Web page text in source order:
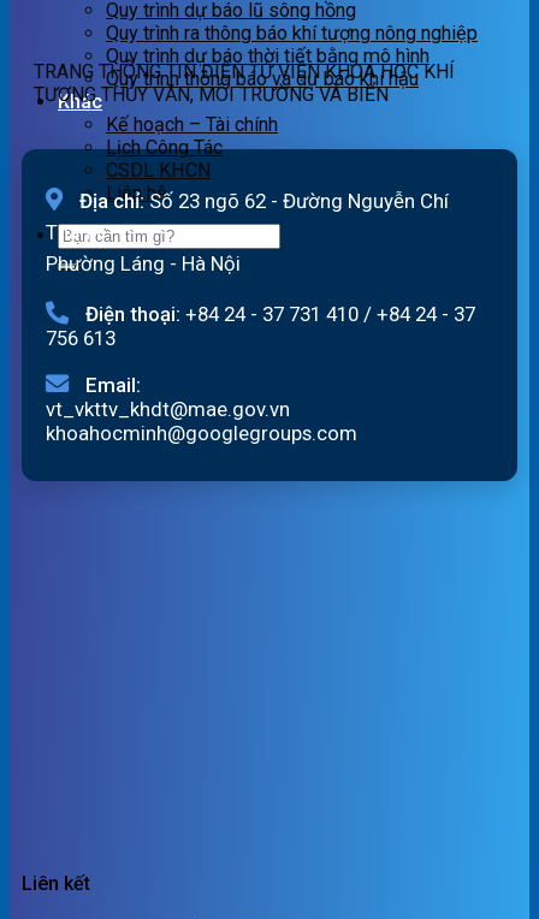
Quy trình dự báo lũ sông hồng
Quy trình ra thông báo khí tượng nông nghiệp
Quy trình dự báo thời tiết bằng mô hình
Quy trình thông báo và dự báo khí hậu
Khác
Kế hoạch – Tài chính
Lịch Công Tác
CSDL KHCN
Liên hệ
07h
ngày
06/8/2026
lũ
quét
01h
ngày
06/08/2026
TRANG THÔNG TIN ĐIỆN TỬ VIỆN KHOA HỌC KHÍ
TƯỢNG THỦY VĂN, MÔI TRƯỜNG VÀ BIỂN
Địa chỉ:Số 23 ngõ 62 - Đường Nguyễn Chí
Thanh
Phường Láng - Hà Nội
Điện thoại: +84 24 - 37 731 410 / +84 24 - 37
756 613
Email:
vt_vkttv_khdt@mae.gov.vn
khoahocminh@googlegroups.com
Liên kết